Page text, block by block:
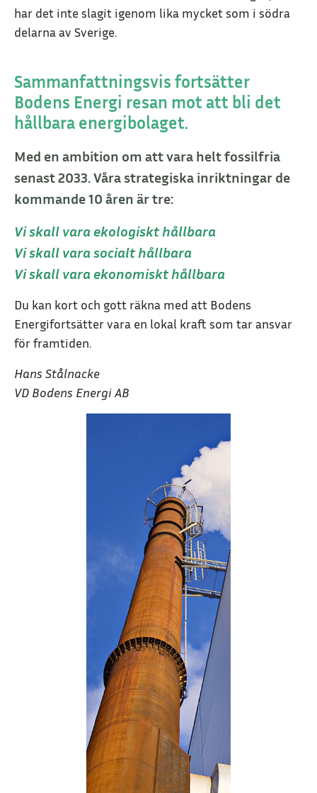
har det inte slagit igenom lika mycket som i södra
delarna av Sverige.
Sammanfattningsvis fortsätter
Bodens Energi resan mot att bli det
hållbara energibolaget.
Med en ambition om att vara helt fossilfria
senast 2033. Våra strategiska inriktningar de
kommande 10 åren är tre:
Vi skall vara ekologiskt hållbara
Vi skall vara socialt hållbara
Vi skall vara ekonomiskt hållbara
Du kan kort och gott räkna med att Bodens
Energifortsätter vara en lokal kraft som tar ansvar
för framtiden.
Hans Stålnacke
VD Bodens Energi AB